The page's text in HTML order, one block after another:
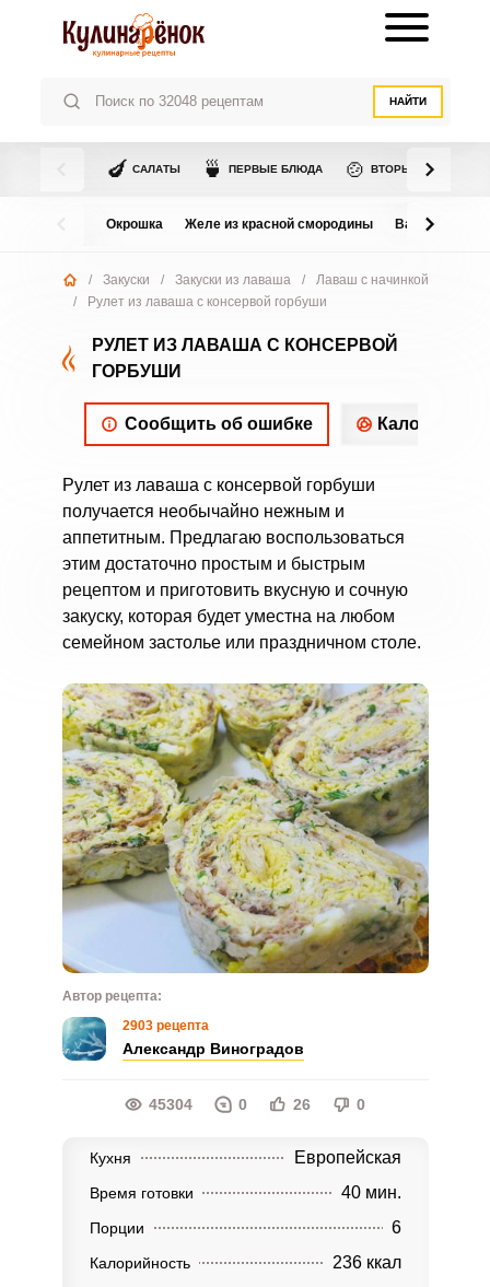
НАЙТИ
🍆 САЛАТЫ 🍵 ПЕРВЫЕ БЛЮДА 🍲 ВТОРЫЕ БЛЮДА
Окрошка Желе из красной смородины Варенье из
/ Закуски / Закуски из лаваша /
Лаваш с начинкой
/
Рулет из лаваша с консервой горбуши
РУЛЕТ ИЗ ЛАВАША С КОНСЕРВОЙ
ГОРБУШИ
Сообщить об ошибке
Рулет из лаваша с консервой горбуши
получается необычайно нежным и
аппетитным. Предлагаю воспользоваться
этим достаточно простым и быстрым
рецептом и приготовить вкусную и сочную
закуску, которая будет уместна на любом
семейном застолье или праздничном столе.
Автор рецепта:
2903 рецепта
Александр Виноградов
45304 0 26 0
Кухня Европейская
Время готовки 40 мин.
Порции 6
Калорийность 236 ккал